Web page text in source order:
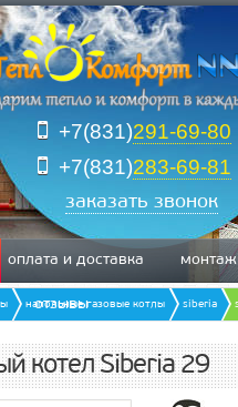
+7(831)291-69-80
+7(831)283-69-81
заказать звонок
оплата и доставка монтаж
отзывы
напольные газовые котлы siberia
котел Siberia 29